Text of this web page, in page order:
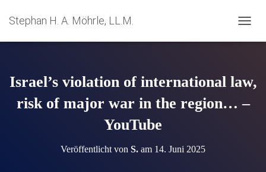
Stephan H. A. Möhrle, LL.M.
A
A
Israel’s violation of international law,
risk of major war in the region… –
YouTube
Veröffentlicht von S. am 14. Juni 2025